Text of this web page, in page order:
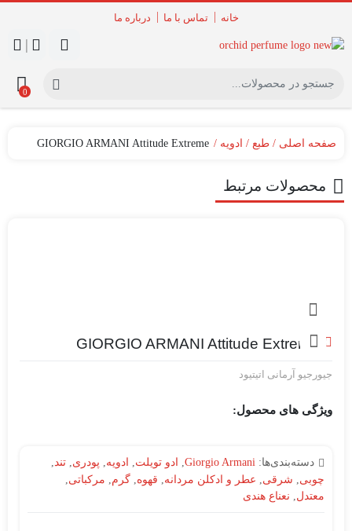
خانه تماس با ما درباره ما
|
0
صفحه اصلی طبع ادویه GIORGIO ARMANI Attitude Extreme
محصولات مرتبط
GIORGIO ARMANI Attitude Extreme
جیورجیو آرمانی اتیتیود
ویژگی های محصول:
دسته‌بندی‌ها: Giorgio Armani ادو تویلت ادویه پودری تند
چوبی
شرقی عطر و ادکلن مردانه قهوه گرم مرکباتی
معتدل
نعناع هندی